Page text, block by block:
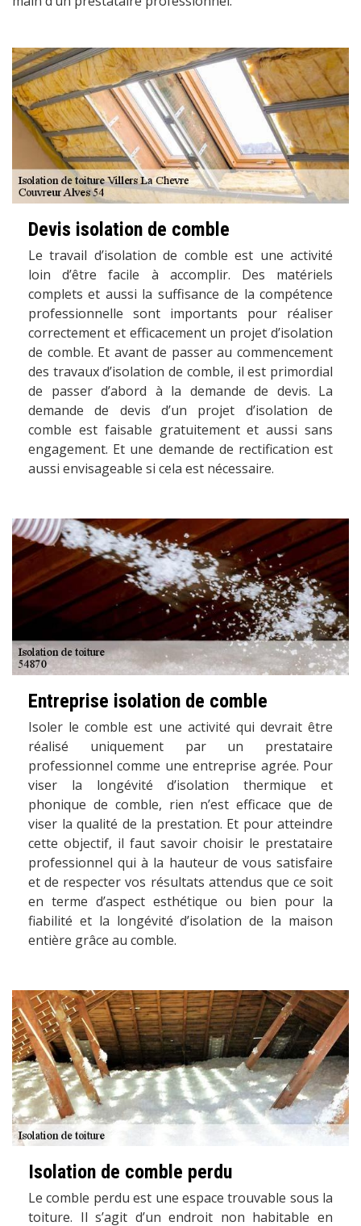
Devis isolation de comble
Le travail d’isolation de comble est une activité
loin d’être facile à accomplir. Des matériels
complets et aussi la suffisance de la compétence
professionnelle sont importants pour réaliser
correctement et efficacement un projet d’isolation
de comble. Et avant de passer au commencement
des travaux d’isolation de comble, il est primordial
de passer d’abord à la demande de devis. La
demande de devis d’un projet d’isolation de
comble est faisable gratuitement et aussi sans
engagement. Et une demande de rectification est
aussi envisageable si cela est nécessaire.
Entreprise isolation de comble
Isoler le comble est une activité qui devrait être
réalisé uniquement par un prestataire
professionnel comme une entreprise agrée. Pour
viser la longévité d’isolation thermique et
phonique de comble, rien n’est efficace que de
viser la qualité de la prestation. Et pour atteindre
cette objectif, il faut savoir choisir le prestataire
professionnel qui à la hauteur de vous satisfaire
et de respecter vos résultats attendus que ce soit
en terme d’aspect esthétique ou bien pour la
fiabilité et la longévité d’isolation de la maison
entière grâce au comble.
Isolation de comble perdu
Le comble perdu est une espace trouvable sous la
toiture. Il s’agit d’un endroit non habitable en